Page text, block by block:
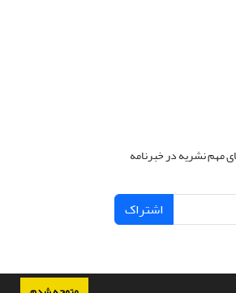
مهم نشریه در خبرنامه
اشتراک